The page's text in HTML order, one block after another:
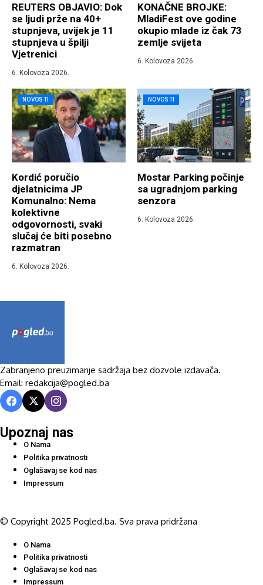
REUTERS OBJAVIO: Dok
se ljudi prže na 40+
stupnjeva, uvijek je 11
stupnjeva u špilji
Vjetrenici
6. Kolovoza 2026.
KONAČNE BROJKE:
MladiFest ove godine
okupio mlade iz čak 73
zemlje svijeta
6. Kolovoza 2026.
NOVOSTI
Kordić poručio
djelatnicima JP
Komunalno: Nema
kolektivne
odgovornosti, svaki
slučaj će biti posebno
razmatran
6. Kolovoza 2026.
NOVOSTI
Mostar Parking počinje
sa ugradnjom parking
senzora
6. Kolovoza 2026.
Zabranjeno preuzimanje sadržaja bez dozvole izdavača.
Email: redakcija@pogled.ba
Upoznaj nas
O Nama
Politika privatnosti
Oglašavaj se kod nas
Impressum
© Copyright 2025 Pogled.ba. Sva prava pridržana
O Nama
Politika privatnosti
Oglašavaj se kod nas
Impressum